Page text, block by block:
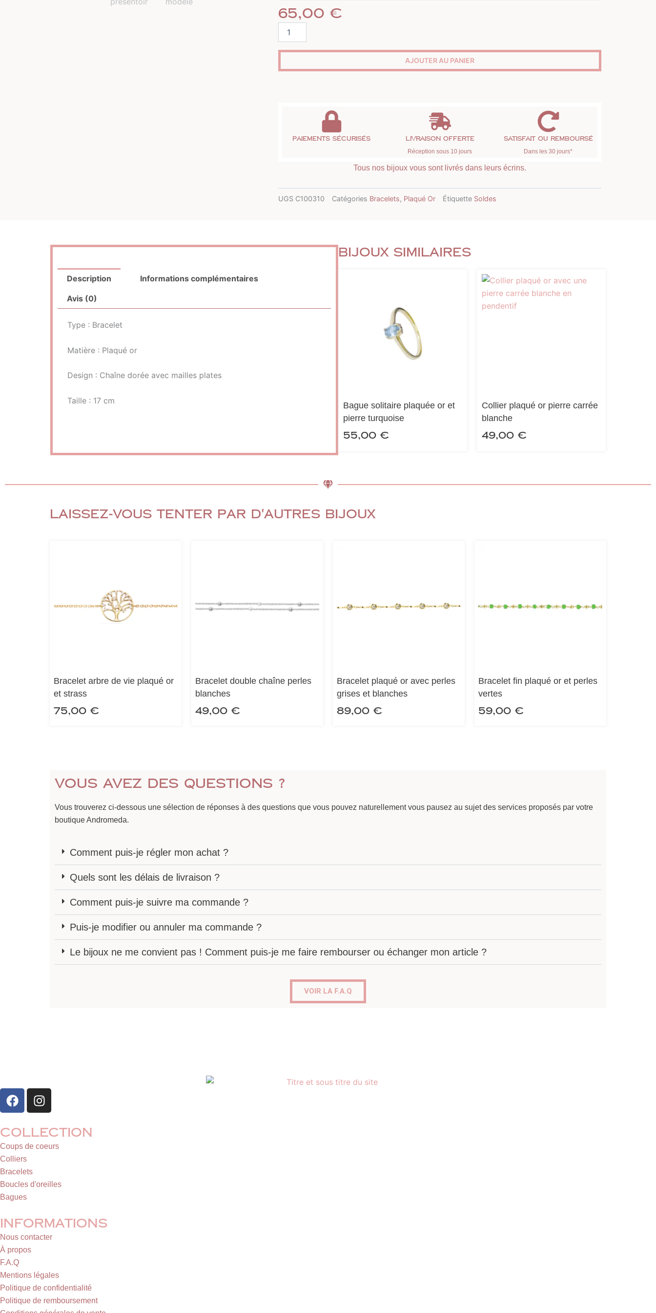
65,00€
AJOUTER AU PANIER
Paiements sécurisés Livraison offerte
Réception sous 10 jours
Satisfait ou remboursé
Dans les 30 jours*
Tous nos bijoux vous sont livrés dans leurs écrins.
UGS C100310 Catégories Bracelets, Plaqué Or Étiquette Soldes
Description Informations complémentaires
Avis (0)
Type : Bracelet
Matière : Plaqué or
Design : Chaîne dorée avec mailles plates
Taille : 17 cm
Bijoux similaires
Bague solitaire plaquée or et
pierre turquoise
55,00€
Collier plaqué or pierre carrée
blanche
49,00€
Laissez-vous tenter par d'autres bijoux
Bracelet arbre de vie plaqué or
et strass
75,00 €
Bracelet double chaîne perles
blanches
49,00 €
Bracelet plaqué or avec perles
grises et blanches
89,00 €
Bracelet fin plaqué or et perles
vertes
59,00 €
Vous avez des questions ?
Vous trouverez ci-dessous une sélection de réponses à des questions que vous pouvez naturellement vous pausez au sujet des services proposés par votre
boutique Andromeda.
Comment puis-je régler mon achat ?
Quels sont les délais de livraison ?
Comment puis-je suivre ma commande ?
Puis-je modifier ou annuler ma commande ?
Le bijoux ne me convient pas ! Comment puis-je me faire rembourser ou échanger mon article ?
VOIR LA F.A.Q
F
a
e
b
o
o
k
I
n
t
a
a
m
Collection
Coups de coeurs
Colliers
Bracelets
Boucles d'oreilles
Bagues
Informations
Nous contacter
À propos
F.A.Q
Mentions légales
Politique de confidentialité
Politique de remboursement